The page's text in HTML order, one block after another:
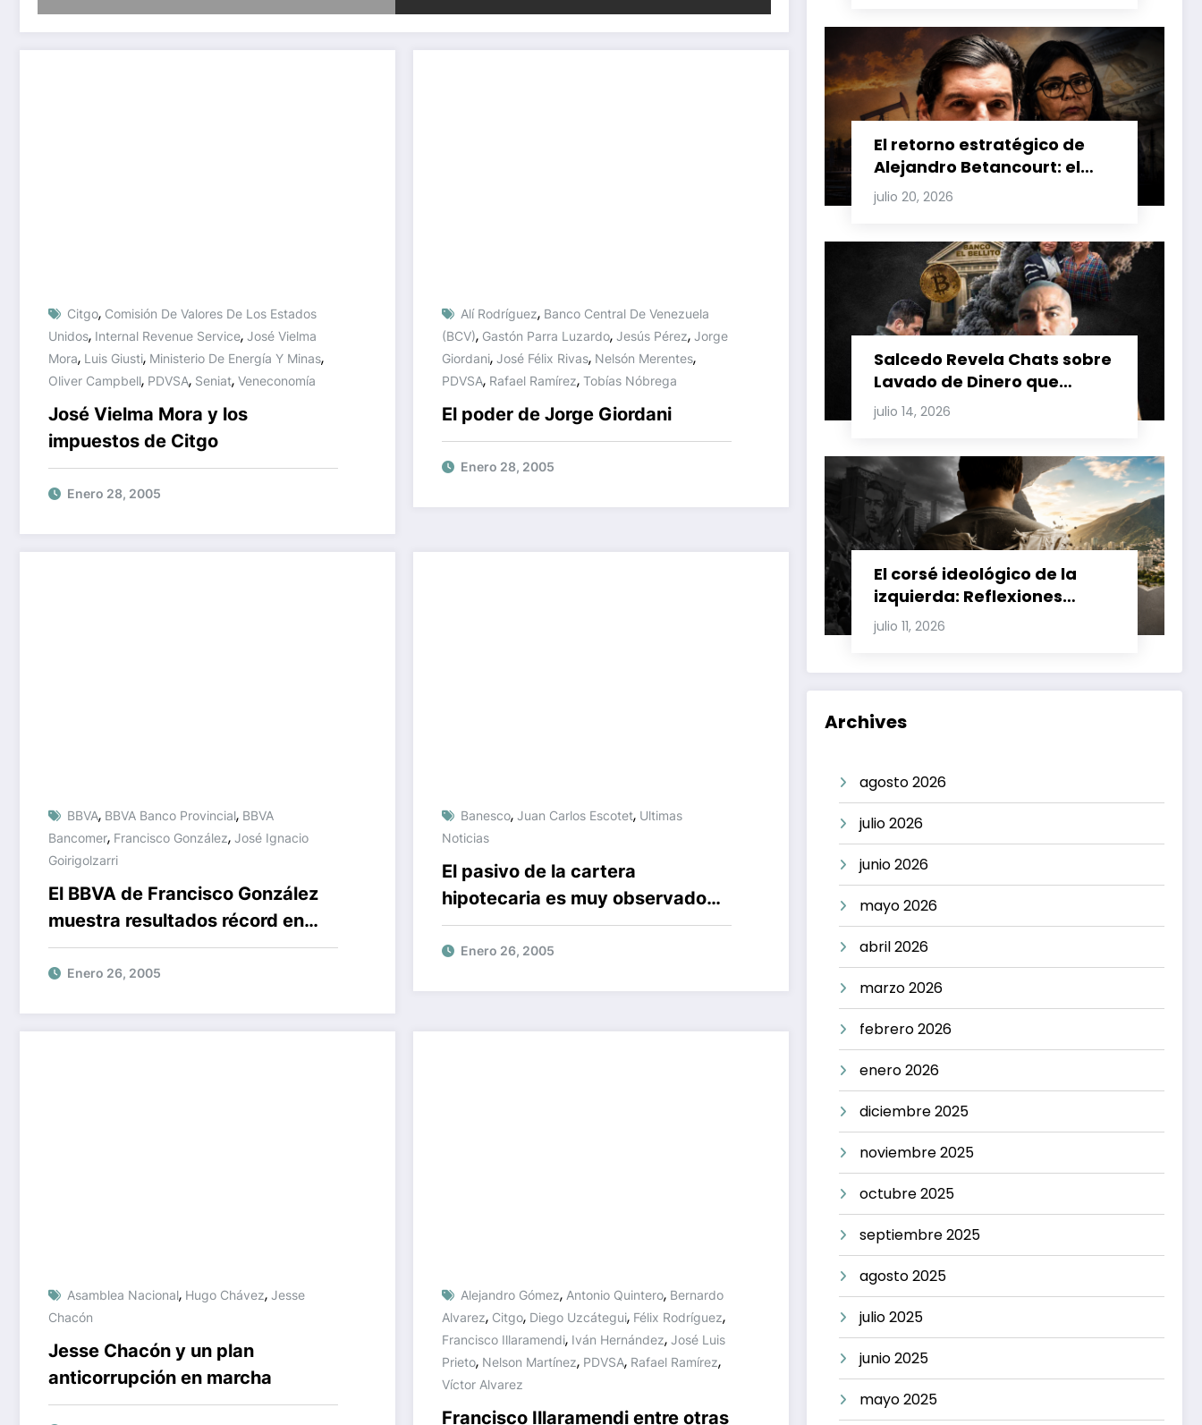
Citgo, Comisión De Valores De Los Estados
Unidos, Internal Revenue Service, José Vielma
Mora, Luis Giusti, Ministerio De Energía Y Minas,
Oliver Campbell, PDVSA, Seniat, Veneconomía
José Vielma Mora y los
impuestos de Citgo
Enero 28, 2005
Alí Rodríguez, Banco Central De Venezuela
(BCV), Gastón Parra Luzardo, Jesús Pérez, Jorge
Giordani, José Félix Rivas, Nelsón Merentes,
PDVSA, Rafael Ramírez, Tobías Nóbrega
El poder de Jorge Giordani
Enero 28, 2005
BBVA, BBVA Banco Provincial, BBVA
Bancomer, Francisco González, José Ignacio
Goirigolzarri
El BBVA de Francisco González
muestra resultados récord en
2004
Enero 26, 2005
Banesco, Juan Carlos Escotet, Ultimas
Noticias
El pasivo de la cartera
hipotecaria es muy observado
por Juan Carlos Escotet
Enero 26, 2005
Asamblea Nacional, Hugo Chávez, Jesse
Chacón
Jesse Chacón y un plan
anticorrupción en marcha
Alejandro Gómez, Antonio Quintero, Bernardo
Alvarez, Citgo, Diego Uzcátegui, Félix Rodríguez,
Francisco Illaramendi, Iván Hernández, José Luis
Prieto, Nelson Martínez, PDVSA, Rafael Ramírez,
Víctor Alvarez
Francisco Illaramendi entre otras
El retorno estratégico de
Alejandro Betancourt: el
bolichico que desafía la
justicia y renueva su poder
venezolana
julio 20, 2026
Salcedo Revela Chats sobre
Lavado de Dinero que
Involucran a Glas, Correa y
Juan Fernando Petro en el
julio 14, 2026
El corsé ideológico de la
izquierda: Reflexiones
sobre el fracaso chavista y
la crisis moral en América
julio 11, 2026
Archives
agosto 2026
julio 2026
junio 2026
mayo 2026
abril 2026
marzo 2026
febrero 2026
enero 2026
diciembre 2025
noviembre 2025
octubre 2025
septiembre 2025
agosto 2025
julio 2025
junio 2025
mayo 2025